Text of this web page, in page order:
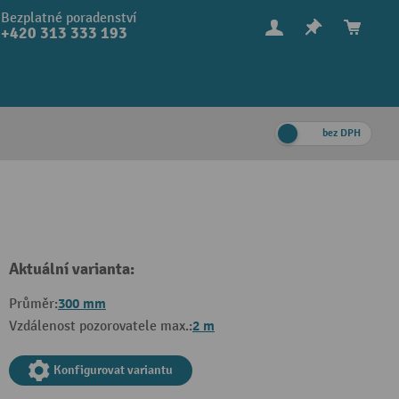
Bezplatné poradenství
+420 313 333 193
bez DPH
Aktuální varianta:
Průměr:300 mm
Vzdálenost pozorovatele max.:2 m
Konfigurovat variantu